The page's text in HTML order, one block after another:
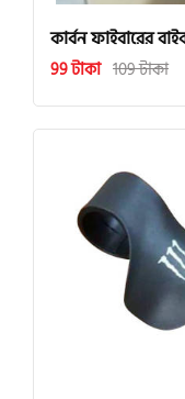
কার্বন ফাইবারের
99 টাকা 109 টাকা